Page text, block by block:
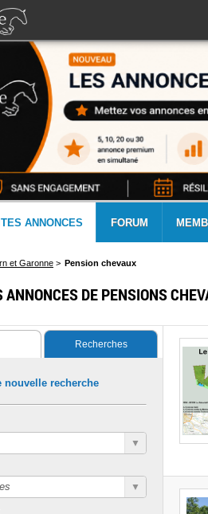
ANNONCES FORUM
et Garonne > Pension chevaux
ANNONCES DE PENSIONS
Recherches
nouvelle recherche